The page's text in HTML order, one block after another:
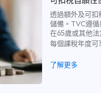
透過額外及可
儲備。TVC遵
在65歲或其他
每個課稅年度
了解更多